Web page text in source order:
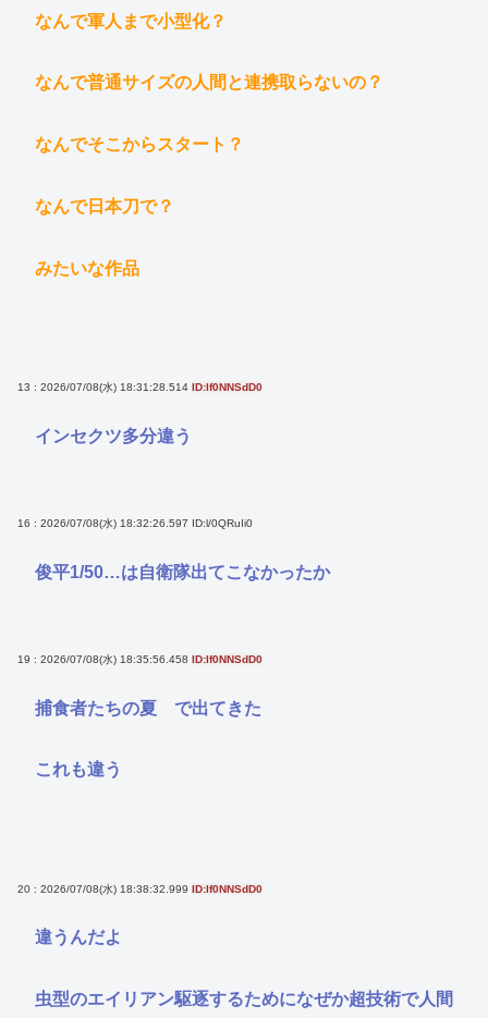
なんで軍人まで小型化？
なんで普通サイズの人間と連携取らないの？
なんでそこからスタート？
なんで日本刀で？
みたいな作品
13 : 2026/07/08(水) 18:31:28.514 ID:If0NNSdD0
インセクツ多分違う
16 : 2026/07/08(水) 18:32:26.597 ID:l/0QRuIi0
俊平1/50…は自衛隊出てこなかったか
19 : 2026/07/08(水) 18:35:56.458 ID:If0NNSdD0
捕食者たちの夏 で出てきた
これも違う
20 : 2026/07/08(水) 18:38:32.999 ID:If0NNSdD0
違うんだよ
虫型のエイリアン駆逐するためになぜか超技術で人間